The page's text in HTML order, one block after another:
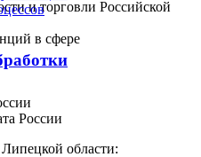
области: